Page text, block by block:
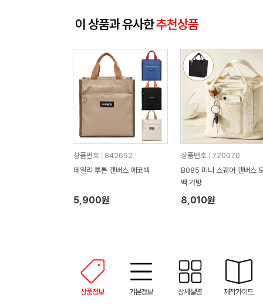
이 상품과 유사한추천상품
상품번호 : 842692
데일리 투톤 켄버스 에코백
5,900원
상품번호 : 720070
B085 미니 스퀘어 캔버스
백 가방
8,010원
상품정보 기본정보 상세설명 제작가이드